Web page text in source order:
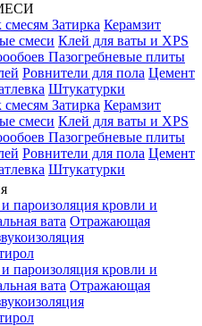
смесям Затирка Керамзит
смеси Клей для ваты и XPS
Пазогребневые плиты
Ровнители для пола Цемент
Штукатурки
смесям Затирка Керамзит
смеси Клей для ваты и XPS
Пазогребневые плиты
Ровнители для пола Цемент
Штукатурки
пароизоляция кровли и
вата Отражающая
пароизоляция кровли и
вата Отражающая